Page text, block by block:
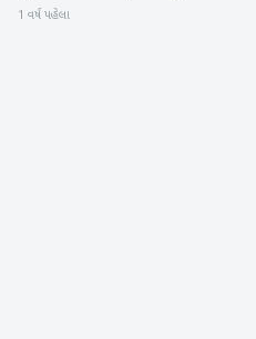
1 વર્ષ પહેલા